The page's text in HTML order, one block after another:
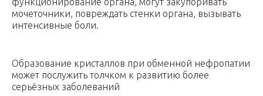
мочеточники, повреждать стенки органа, вызывать
интенсивные боли.
Образование кристаллов при обменной нефропатии
может послужить толчком к развитию более
серьёзных заболеваний